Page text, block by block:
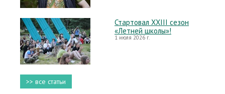
Стартовал XXIII сезон
«Летней школы»!
1 июля 2026 г.
>> все статьи